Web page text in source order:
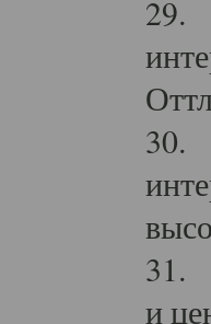
29.
30.
31.
и